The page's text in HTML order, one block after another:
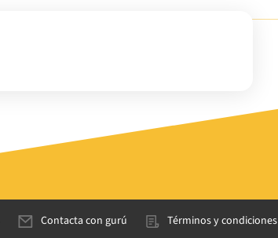
Contacta con gurú Términos y condiciones